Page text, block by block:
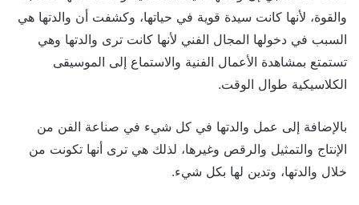
والقوة، لأنها كانت سيدة قوية في حياتها، وكشفت أن والدتها هي
السبب في دخولها المجال الفني لأنها كانت ترى والدتها وهي
تستمتع بمشاهدة الأعمال الفنية والاستماع إلى الموسيقى
الكلاسيكية طوال الوقت.
بالإضافة إلى عمل والدتها في كل شيء في صناعة الفن من
الإنتاج والتمثيل والرقص وغيرها، لذلك هي ترى أنها تكونت من
خلال والدتها، وتدين لها بكل شيء.